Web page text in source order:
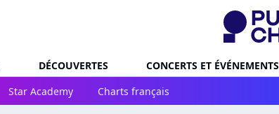
DÉCOUVERTES CONCERTS ET ÉVÉNEMENTS
Star Academy Charts français